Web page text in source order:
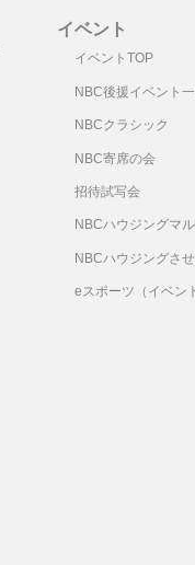
イベント
イベントTOP
NBC後援イベント
NBCクラシック
NBC寄席の会
招待試写会
NBCハウジングマ
NBCハウジングさ
eスポーツ（イベン